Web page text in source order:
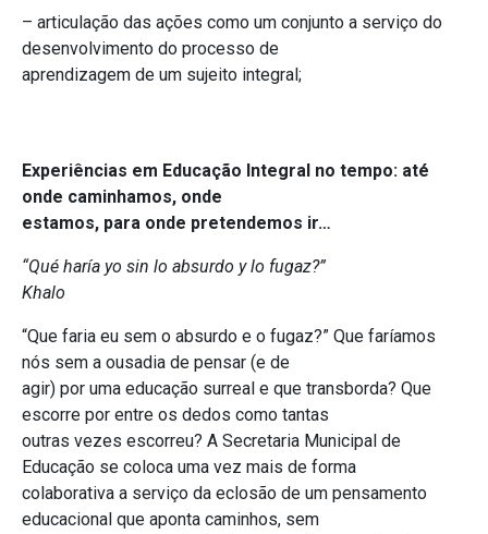
– articulação das ações como um conjunto a serviço do
desenvolvimento do processo de
aprendizagem de um sujeito integral;
Experiências em Educação Integral no tempo: até
onde caminhamos, onde
estamos, para onde pretendemos ir…
“Qué haría yo sin lo absurdo y lo fugaz?”
Khalo
“Que faria eu sem o absurdo e o fugaz?” Que faríamos
nós sem a ousadia de pensar (e de
agir) por uma educação surreal e que transborda? Que
escorre por entre os dedos como tantas
outras vezes escorreu? A Secretaria Municipal de
Educação se coloca uma vez mais de forma
colaborativa a serviço da eclosão de um pensamento
educacional que aponta caminhos, sem